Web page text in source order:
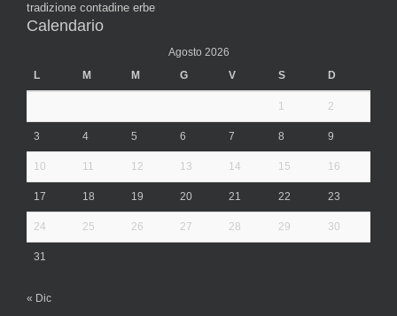
tradizione contadine erbe
Calendario
Agosto 2026
L
M M G V S D
1 2
3 4 5 6 7 8 9
10 11 12 13 14 15 16
17 18 19 20 21 22 23
24 25 26 27 28 29 30
31
« Dic